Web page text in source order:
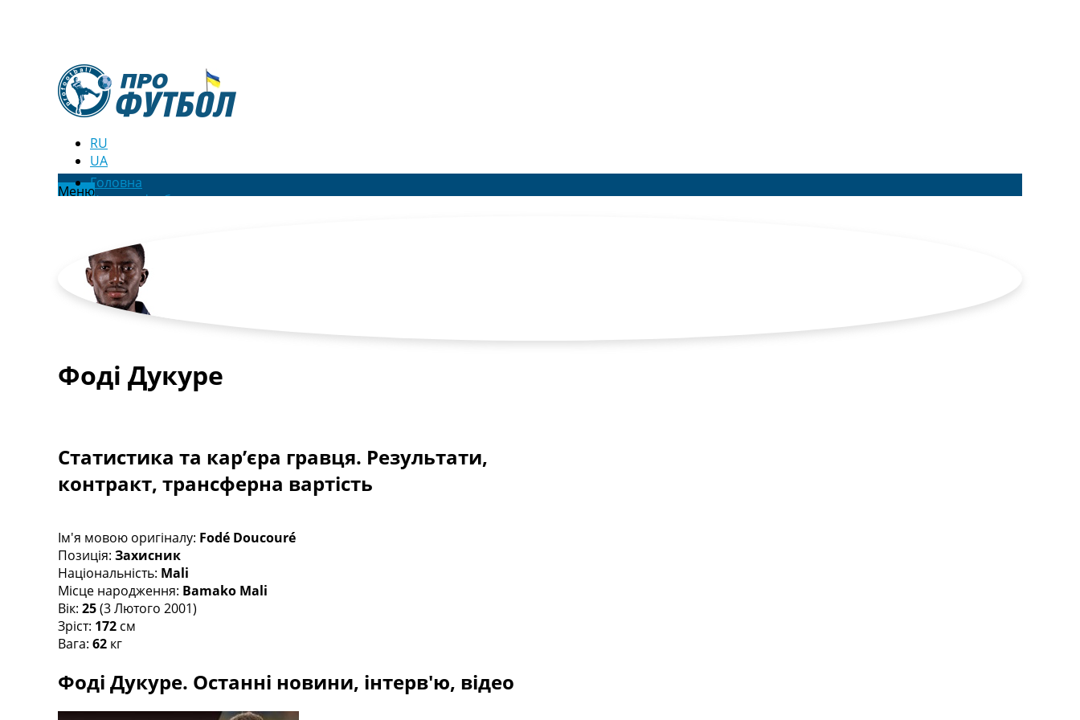
RU
UA
МенюГоловна
Новини футболу
Футбольні трансфери
Останні коментарі
Конкурс прогнозів
Логін
Рейтінги
Турніри
Чемпіонат Світу
Англія. Прем’єр-Ліга
Іспанія. Ла Ліга
Ще Турніри >>>
Чемпіонат Світу. Турнирні таблиці
Таблиця УПЛ
Перша Ліга
Таблиця АПЛ
Таблиця Ла Ліги
Таблиця Ліги Чемпіонів
Рейтинг країн УЄФА
Рейтинг клубів УЄФА
Рейтинг ФІФА
Фоді Дукуре
Статистика та кар’єра гравця. Результати,
контракт, трансферна вартість
Ім'я мовою оригіналу: Fodé Doucouré
Позиція: Захисник
Національність: Mali
Місце народження: Bamako Mali
Вік: 25(3 Лютого 2001)
Зріст: 172 см
Вага: 62 кг
Фоді Дукуре. Останні новини, інтерв'ю, відео